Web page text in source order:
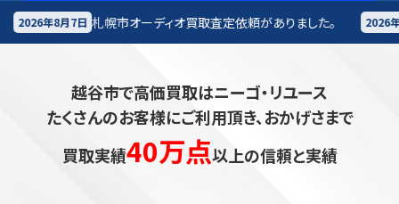
ーディオ買取査定依頼がありました。 2026年8月7日 長野来店 オーデ
越谷市で高価買取はニーゴ・リユース
たくさんのお客様にご利用頂き、おかげさまで
買取実績40万点以上の信頼と実績